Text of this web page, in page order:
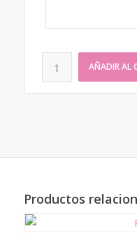
AÑADIR AL
Productos